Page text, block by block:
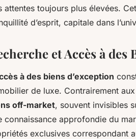
attentes toujours plus élevées.
d’esprit, capitale dans
et Accès à des
à des biens d’exception
de luxe. Contrairement
off-market, souvent invisibles
connaissance approfondie du
exclusives correspondant